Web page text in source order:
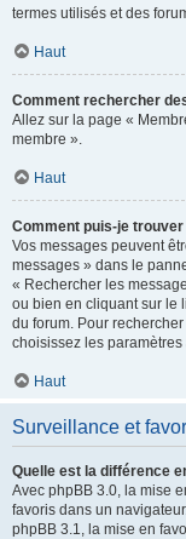
termes utilisés et des
Haut
Comment rechercher
Allez sur la page «
membre ».
Haut
Comment puis-je
Vos messages peuvent
messages » dans le
« Rechercher les
ou bien en cliquant sur le
du forum. Pour
choisissez les
Haut
Surveillance et
Quelle est la différence
Avec phpBB 3.0, la mise
favoris dans un
phpBB 3.1, la mise en